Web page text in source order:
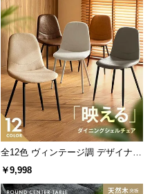
全12色 ヴィンテージ調 デザイナー
ズシェルチェア
￥9,998